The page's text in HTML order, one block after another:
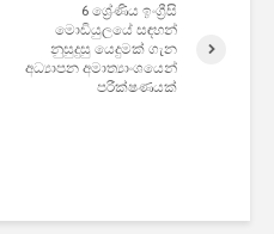
6 ශ්‍රේණිය ඉංග්‍රීසි
මොඩියුලයේ සඳහන්
නුසුදුසු යෙදුමක් ගැන
අධ්‍යාපන අමාත්‍යාංශයෙන්
පරීක්ෂණයක්